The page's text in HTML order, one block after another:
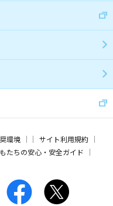
環境
サイト利用規約
たちの安心・安全ガイド